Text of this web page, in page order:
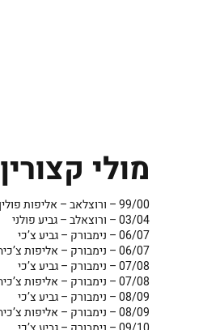
מולי קצורין
99/00 – ורוצלאב – אליפות פולין
03/04 – ורוצאלב – גביע פולני
06/07 – נימבורק – גביע צ’כי
06/07 – נימבורק – אליפות צ’כיה
07/08 – נימבורק – גביע צ’כי
07/08 – נימבורק – אליפות צ’כיה
08/09 – נימבורק – גביע צ’כי
08/09 – נימבורק – אליפות צ’כיה